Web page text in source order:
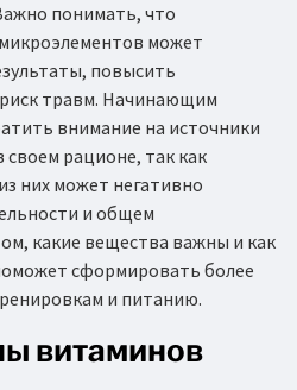
понимать, что
может
повысить
травм. Начинающим
внимание на источники
рационе, так как
них может негативно
и общем
какие вещества важны и как
сформировать более
и питанию.
витаминов